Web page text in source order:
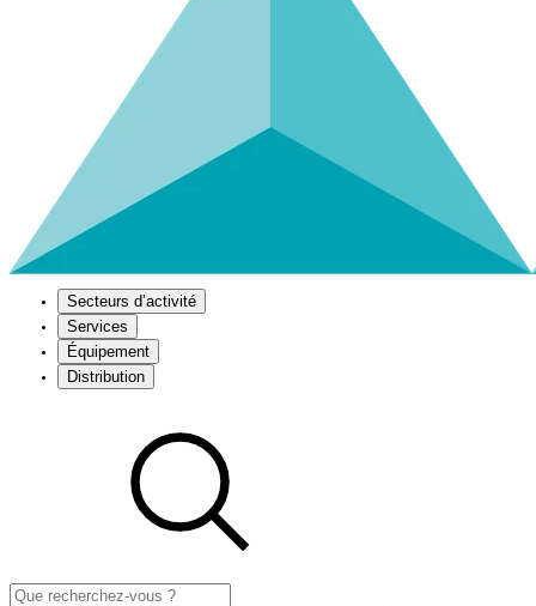
Secteurs d’activité
Services
Équipement
Distribution